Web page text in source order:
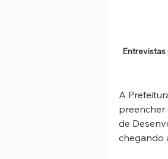
A
preencher
de
chegando